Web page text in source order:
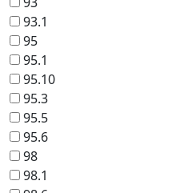
93.1
95
95.1
95.10
95.3
95.5
95.6
98
98.1